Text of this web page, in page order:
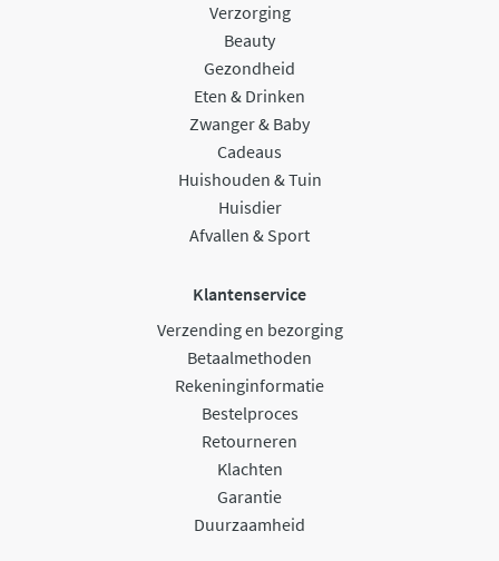
Verzorging
Beauty
Gezondheid
Eten & Drinken
Zwanger & Baby
Cadeaus
Huishouden & Tuin
Huisdier
Afvallen & Sport
Klantenservice
Verzending en bezorging
Betaalmethoden
Rekeninginformatie
Bestelproces
Retourneren
Klachten
Garantie
Duurzaamheid